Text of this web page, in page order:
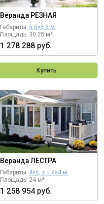
Веранда РЕЗНАЯ
Габариты: 5,5×5,5 м.
Площадь: 30.25 м²
1 278 288 руб.
Купить
Веранда ЛЕСТРА
Габариты: 4×6, з.ч 4×4 м.
Площадь: 24 м²
1 258 954 руб.